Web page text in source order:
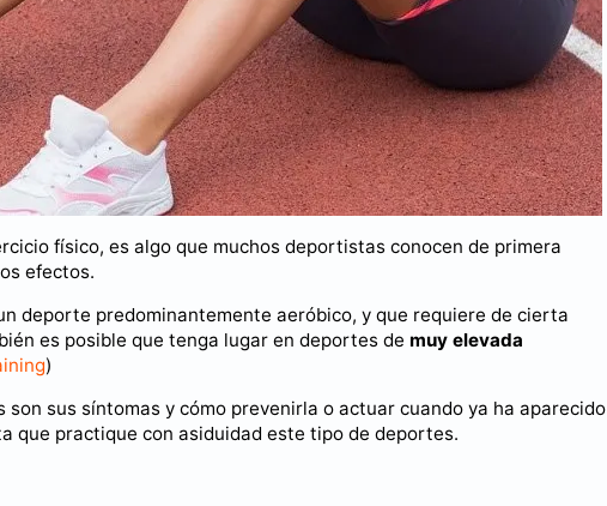
físico, es algo que muchos deportistas conocen de primera
efectos.
deporte predominantemente aeróbico, y que requiere de cierta
es posible que tenga lugar en deportes de muy elevada
)
sus síntomas y cómo prevenirla o actuar cuando ya ha aparecido
que practique con asiduidad este tipo de deportes.